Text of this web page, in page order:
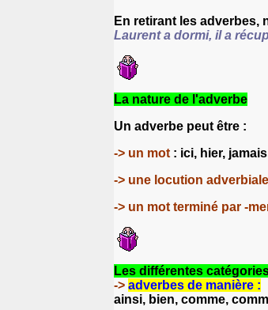
En retirant les adverbes,
Laurent a dormi, il a
La nature de l'adverbe
Un adverbe peut être :
-> un mot : ici, hier,
-> une locution adverbiale
-> un mot terminé par -
Les différentes
-> adverbes de manière :
ainsi, bien, comme,